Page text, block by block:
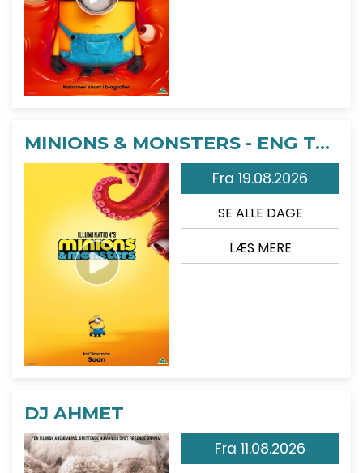
MINIONS & MONSTERS - ENG TALE
Fra 19.08.2026
SE ALLE DAGE
LÆS MERE
DJ AHMET
Fra 11.08.2026